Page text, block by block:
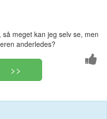
meget kan jeg selv se, men
anderledes?
>>